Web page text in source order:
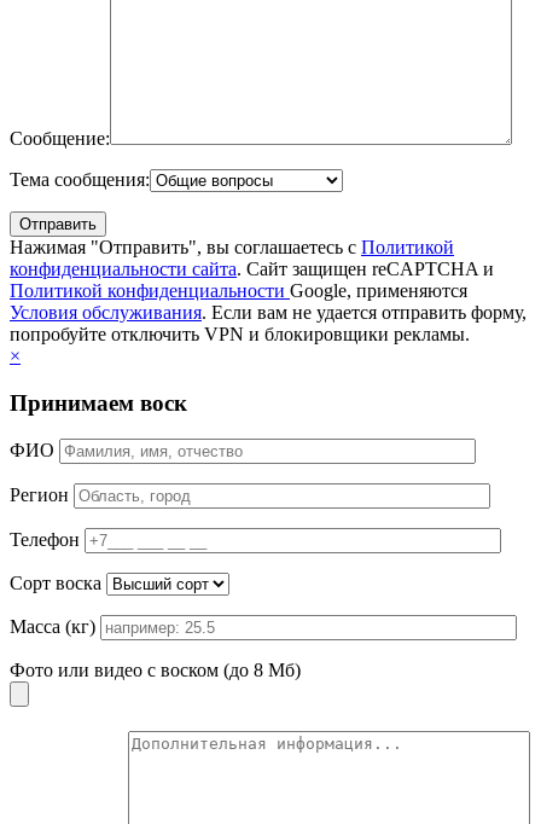
Сообщение:
Тема сообщения:
Нажимая "Отправить", вы соглашаетесь с Политикой
конфиденциальности сайта. Сайт защищен reCAPTCHA и
Политикой конфиденциальности Google, применяются
Условия обслуживания. Если вам не удается отправить форму,
попробуйте отключить VPN и блокировщики рекламы.
×
Принимаем воск
ФИО
Регион
Телефон
Сорт воска
Масса (кг)
Фото или видео с воском (до 8 Мб)